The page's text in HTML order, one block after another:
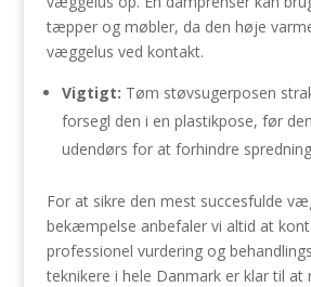
tæpper og møbler, da den høje
væggelus ved kontakt.
Vigtigt: Tøm støvsugerposen
forsegl den i en plastikpose, før
udendørs for at forhindre
For at sikre den mest succesfulde
bekæmpelse anbefaler vi altid at
professionel vurdering og
teknikere i hele Danmark er klar til at